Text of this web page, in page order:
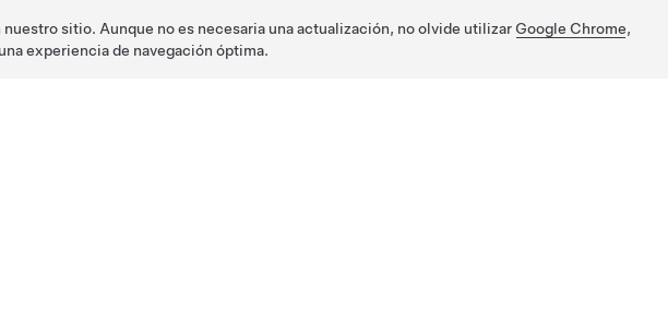
sitio. Aunque no es necesaria una actualización, no olvide utilizar Google Chrome,
experiencia de navegación óptima.